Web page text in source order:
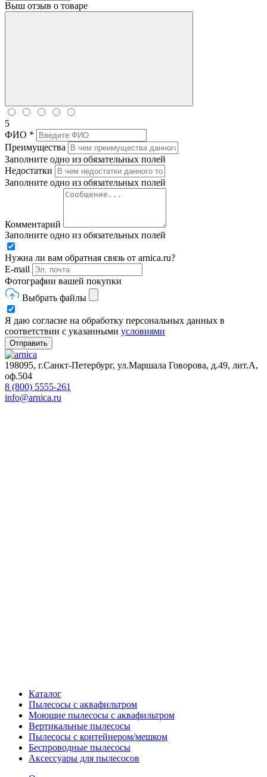
Выш отзыв о товаре
5
ФИО *
Преимущества
Заполните одно из обязательных полей
Недостатки
Заполните одно из обязательных полей
Комментарий
Заполните одно из обязательных полей
Нужна ли вам обратная связь от arnica.ru?
E-mail
Фотографии вашей покупки
Выбрать файлы
Я даю согласие на обработку персональных данных в
соответствии с указанными условиями
Отправить
198095, г.Санкт-Петербург, ул.Маршала Говорова, д.49, лит.А,
оф.504
8 (800) 5555-261
info@arnica.ru
Каталог
Пылесосы с аквафильтром
Моющие пылесосы с аквафильтром
Вертикальные пылесосы
Пылесосы с контейнером/мешком
Беспроводные пылесосы
Аксессуары для пылесосов